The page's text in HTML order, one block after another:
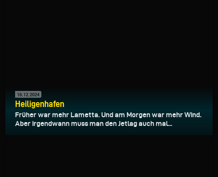
16.12.2024
Heiligenhafen
Früher war mehr Lametta. Und am Morgen war mehr Wind.
Aber irgendwann muss man den Jetlag auch mal...